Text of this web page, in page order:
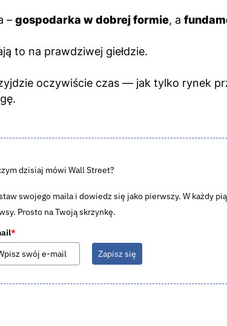
– gospodarka w dobrej formie, a
to na prawdziwej giełdzie.
oczywiście czas — jak tylko rynek
dzisiaj mówi Wall Street?
swojego maila i dowiedz się jako pierwszy. W każdy
Prosto na Twoją skrzynkę.
*
Zapisz się